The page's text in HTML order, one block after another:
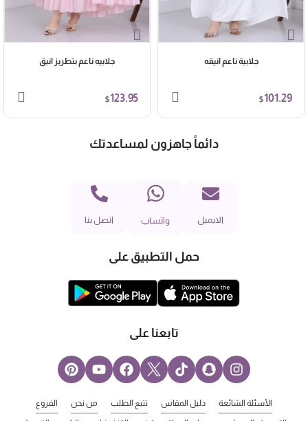
جلابية ناعم انيقه
$101.29
جلابيه ناعم بتطريز انيق
$123.95
دائماً جاهزون لمساعدتك
الايميل واتساب اتصل بنا
حمل التطبيق على
تابعنا على
الأسئلة الشائعة دليل المقاس تتبع الطلب من نحن الفروع